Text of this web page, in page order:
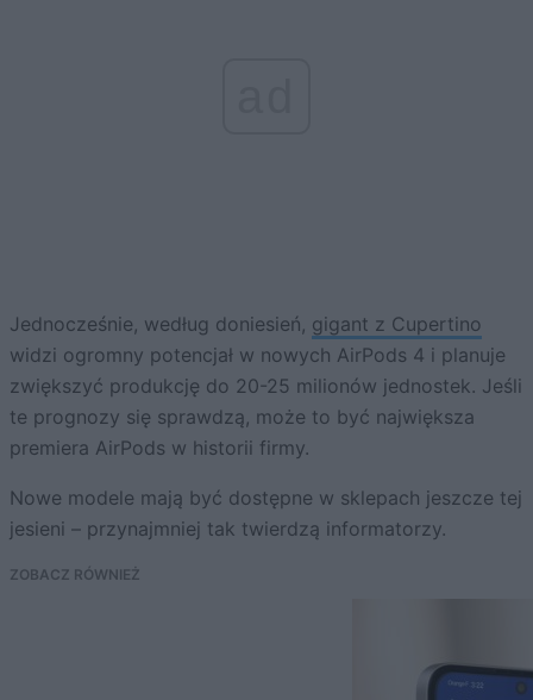
Jednocześnie, według doniesień, gigant z Cupertino
widzi ogromny potencjał w nowych AirPods 4 i planuje
zwiększyć produkcję do 20-25 milionów jednostek. Jeśli
te prognozy się sprawdzą, może to być największa
premiera AirPods w historii firmy.
Nowe modele mają być dostępne w sklepach jeszcze tej
jesieni – przynajmniej tak twierdzą informatorzy.
ZOBACZ RÓWNIEŻ